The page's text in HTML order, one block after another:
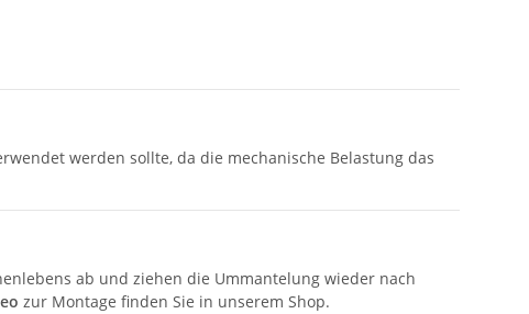
werden sollte, da die mechanische Belastung das
ab und ziehen die Ummantelung wieder nach
zur Montage finden Sie in unserem Shop.